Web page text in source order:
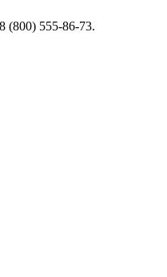
(800) 555-86-73.